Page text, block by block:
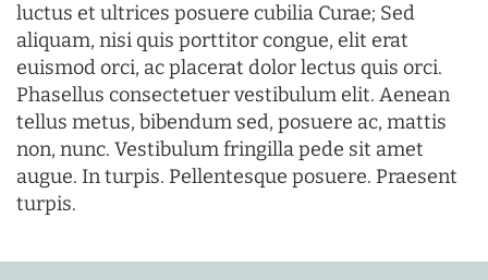
luctus et ultrices posuere cubilia Curae; Sed
aliquam, nisi quis porttitor congue, elit erat
euismod orci, ac placerat dolor lectus quis orci.
Phasellus consectetuer vestibulum elit. Aenean
tellus metus, bibendum sed, posuere ac, mattis
non, nunc. Vestibulum fringilla pede sit amet
augue. In turpis. Pellentesque posuere. Praesent
turpis.